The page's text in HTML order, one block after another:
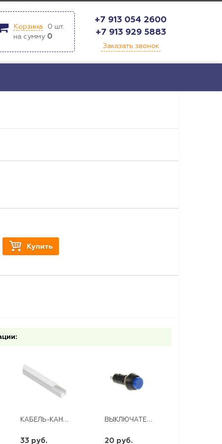
Корзина 0 шт.
на сумму 0
+7 913 054 2600
+7 913 929 5883
Заказать звонок
Купить
КАБЕЛЬ-КАНАЛ 12*12 ПРОМРУКАВ (242), М
33 руб.
ВЫКЛЮЧАТЕЛЬ КНОПКА 250В 1А (2С) ON-OFF СИНЯЯ REXANT PBS-11A
20 руб.